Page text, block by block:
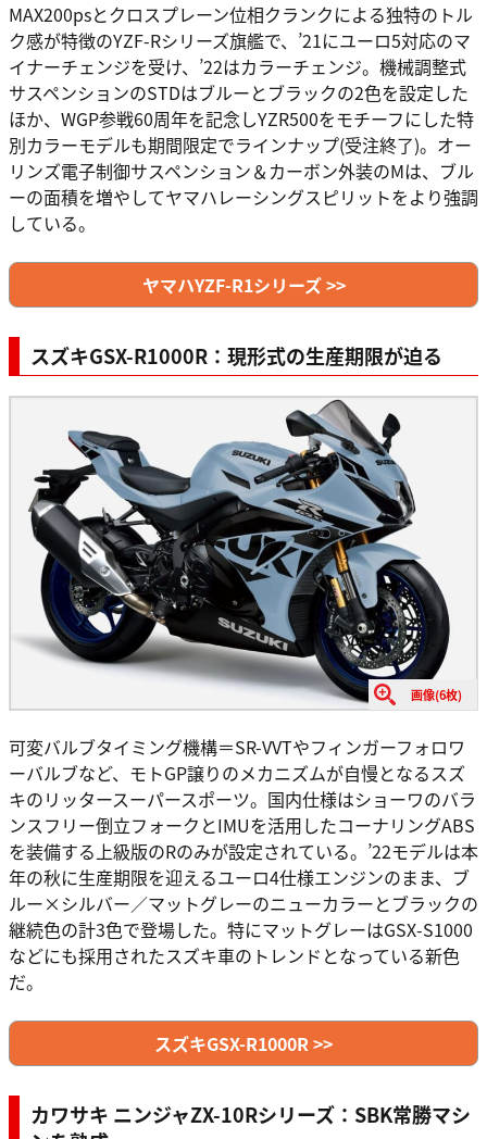
MAX200psとクロスプレーン位相クランクによる独特のトル
ク感が特徴のYZF-Rシリーズ旗艦で、’21にユーロ5対応のマ
イナーチェンジを受け、’22はカラーチェンジ。機械調整式
サスペンションのSTDはブルーとブラックの2色を設定した
ほか、WGP参戦60周年を記念しYZR500をモチーフにした特
別カラーモデルも期間限定でラインナップ(受注終了)。オー
リンズ電子制御サスペンション＆カーボン外装のMは、ブル
ーの面積を増やしてヤマハレーシングスピリットをより強調
している。
ヤマハYZF-R1シリーズ >>
スズキGSX-R1000R：現形式の生産期限が迫る
画像(6枚)
可変バルブタイミング機構＝SR-VVTやフィンガーフォロワ
ーバルブなど、モトGP譲りのメカニズムが自慢となるスズ
キのリッタースーパースポーツ。国内仕様はショーワのバラ
ンスフリー倒立フォークとIMUを活用したコーナリングABS
を装備する上級版のRのみが設定されている。’22モデルは本
年の秋に生産期限を迎えるユーロ4仕様エンジンのまま、ブ
ルー×シルバー／マットグレーのニューカラーとブラックの
継続色の計3色で登場した。特にマットグレーはGSX-S1000
などにも採用されたスズキ車のトレンドとなっている新色
だ。
スズキGSX-R1000R >>
カワサキ ニンジャZX-10Rシリーズ：SBK常勝マシ